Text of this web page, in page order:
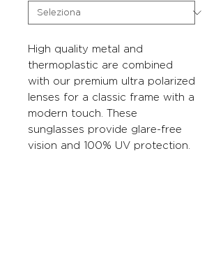
High quality metal and
thermoplastic are combined
with our premium ultra polarized
lenses for a classic frame with a
modern touch. These
sunglasses provide glare-free
vision and 100% UV protection.